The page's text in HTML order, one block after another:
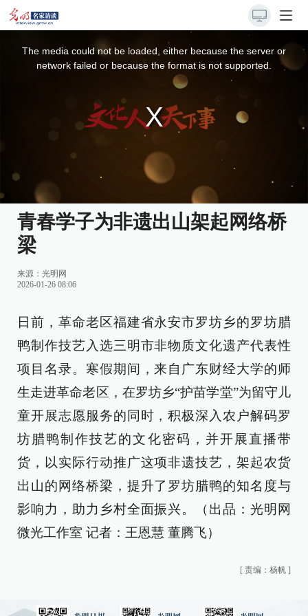
The media could not be loaded, either because the server or
network failed or because the format is not supported.
青春学子为非遗出山架起网络桥
梁
来源： 光明网
2026-01-26 08:06
日前，革命老区福建省永安市罗坊乡的罗坊腊
鸭制作技艺入选三明市非物质文化遗产代表性
项目名录。寒假期间，来自广东财经大学的师
生走进革命老区，在罗坊乡“护苗学堂”为留守儿
童开展志愿服务的同时，积极深入农户解码罗
坊腊鸭制作技艺的文化密码，并开展直播带
货，以实际行动推广这项非遗技艺，架起农货
出山的网络桥梁，提升了罗坊腊鸭的知名度与
影响力，助力乡村全面振兴。（出品：光明网
微光工作室 记者：王恩慧 董腾飞）
[ 责编：杨帆 ]